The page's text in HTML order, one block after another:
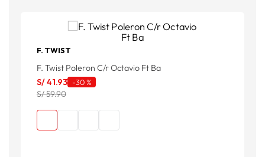
F. TWIST
F. Twist Poleron C/r Octavio Ft Ba
S/41.93 -30 %
S/ 59.90